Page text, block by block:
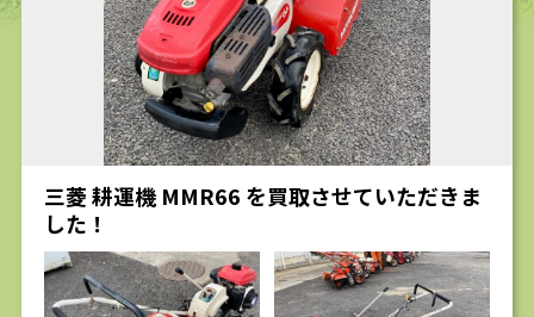
三菱 耕運機 MMR66 を買取させていただきま
した！